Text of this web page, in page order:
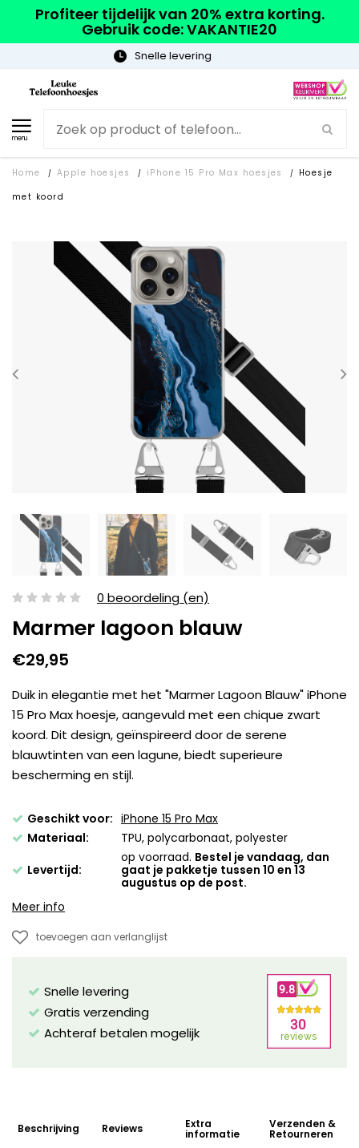
Profiteer tijdelijk van 20% extra korting.
Gebruik code: VAKANTIE20
Gratis verzending
menu
Home / Apple hoesjes / iPhone 15 Pro Max hoesjes /
Hoesje
met koord
0 beoordeling (en)
Marmer lagoon blauw
€29,95
Duik in elegantie met het "Marmer Lagoon Blauw" iPhone
15 Pro Max hoesje, aangevuld met een chique zwart
koord. Dit design, geïnspireerd door de serene
blauwtinten van een lagune, biedt superieure
bescherming en stijl.
Geschikt voor: iPhone 15 Pro Max
Materiaal:
TPU, polycarbonaat, polyester
Levertijd:
op voorraad. Bestel je vandaag, dan
gaat je pakketje tussen 10 en 13
augustus op de post.
Meer info
toevoegen aan verlanglijst
Snelle levering
Gratis verzending
Achteraf betalen mogelijk
Beschrijving Reviews Extra
informatie
Verzenden &
Retourneren